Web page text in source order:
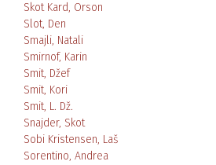
Skot Kard, Orson
Slot, Den
Smajli, Natali
Smirnof, Karin
Smit, Džef
Smit, Kori
Smit, L. Dž.
Snajder, Skot
Sobi Kristensen, Laš
Sorentino, Andrea